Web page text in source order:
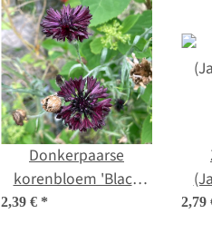
Donkerpaarse
korenbloem 'Black
Ball' (Centaurea
2,39 € * 2,79